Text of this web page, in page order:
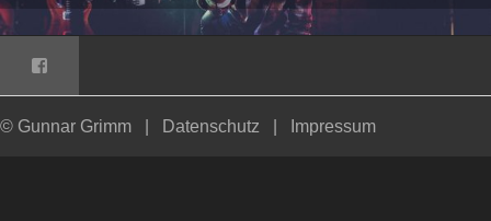
Facebook
© Gunnar Grimm | Datenschutz | Impressum